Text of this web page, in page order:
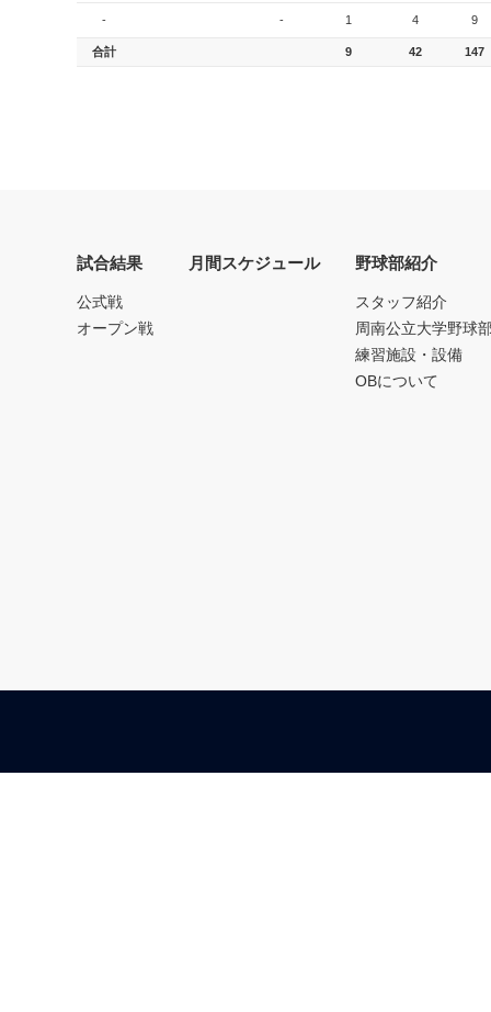
- - 1 4 9
合計 9 42 147
試合結果
公式戦
オープン戦
月間スケジュール 野球部紹介
スタッフ紹介
周南公立大学野球
練習施設・設備
OBについて